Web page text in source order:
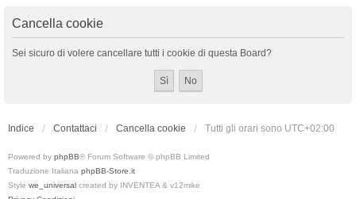
Cancella cookie
Sei sicuro di volere cancellare tutti i cookie di questa Board?
Indice Contattaci Cancella cookie Tutti gli orari sono UTC+02:00
Powered by phpBB® Forum Software © phpBB Limited
Traduzione Italiana phpBB-Store.it
Style we_universal created by INVENTEA & v12mike